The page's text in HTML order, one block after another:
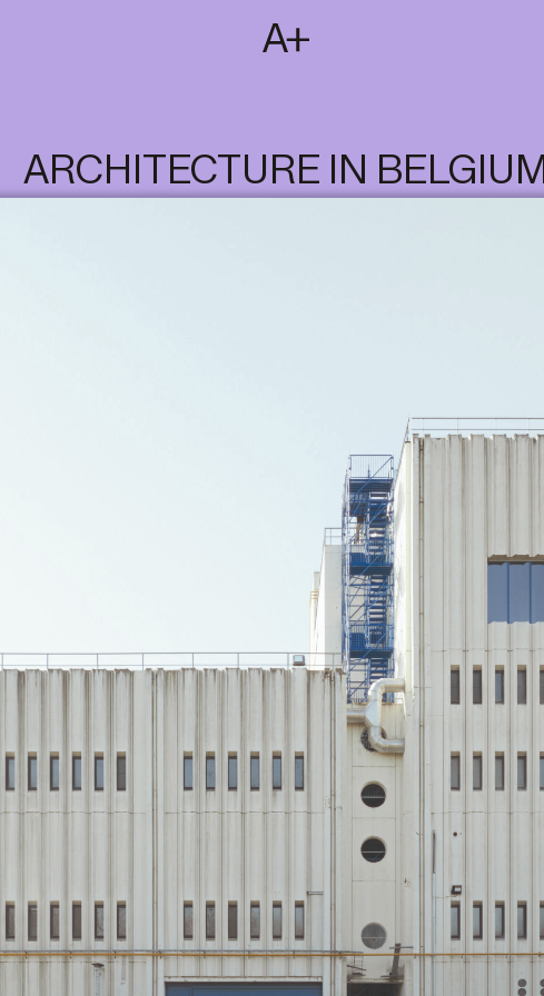
T
FR
ARCHITECTURE IN BELGIUM